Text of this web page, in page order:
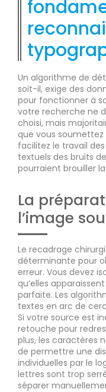
Un algorithme de
soit-il, exige des
pour fonctionner à
votre recherche ne
choisi, mais
que vous soumettez
facilitez le travail
textuels des bruits
pourraient brouiller
La
l’image
Le recadrage
déterminante pour
erreur. Vous devez
qu’elles
parfaite. Les
textes en arc de
Si votre source est
retouche pour
plus, les caractères
de permettre une
individuelles par le
lettres sont trop
séparer